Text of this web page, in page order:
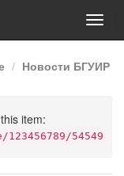
Новости БГУИР
item:
54549